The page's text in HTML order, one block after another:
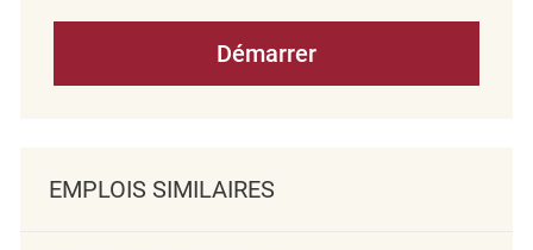
Démarrer
EMPLOIS SIMILAIRES